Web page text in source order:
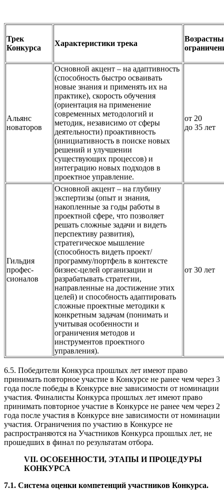
Трек
Конкурса
Характеристики трека
Альянс
новаторов
Основной акцент – на адаптивность
(способность быстро осваивать
новые знания и применять их на
практике), скорость обучения
(ориентация на применение
современных методологий и
методик, независимо от сферы
деятельности) проактивность
(инициативность в поиске новых
решений и улучшении
существующих процессов) и
интеграцию новых подходов в
проектное управление.
от 20
до 35 лет
Гильдия
профес-
сионалов
Основной акцент – на глубину
экспертизы (опыт и знания,
накопленные за годы работы в
проектной сфере, что позволяет
решать сложные задачи и видеть
перспективу развития),
стратегическое мышление
(способность видеть проект/
программу/портфель в контексте
бизнес-целей организации и
разрабатывать стратегии,
направленные на достижение этих
целей) и способность адаптировать
сложные проектные методики к
конкретным задачам (понимать и
учитывая особенности и
ограничения методов и
инструментов проектного
управления).
от 30 лет
6.5. Победители Конкурса прошлых лет имеют право
принимать повторное участие в Конкурсе не ранее чем через 3
года после победы в Конкурсе вне зависимости от номинации
участия. Финалисты Конкурса прошлых лет имеют право
принимать повторное участие в Конкурсе не ранее чем через 2
года после участия в Конкурсе вне зависимости от номинации
участия. Ограничения по участию в Конкурсе не
распространяются на Участников Конкурса прошлых лет, не
прошедших в финал по результатам отбора.
VII. ОСОБЕННОСТИ, ЭТАПЫ И ПРОЦЕДУРЫ
КОНКУРСА
7.1. Система оценки компетенций участников Конкурса.